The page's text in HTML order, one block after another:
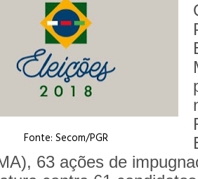
Fonte: Secom/PGR
63 ações de